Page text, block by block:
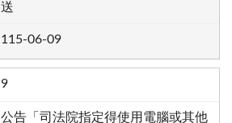
送
115-06-09
9
公告「司法院指定得使用電腦或其他